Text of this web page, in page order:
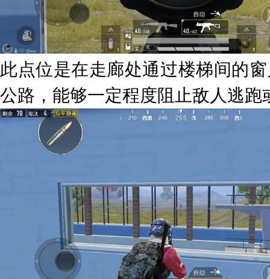
此点位是在走廊处通过楼梯间的
公路，能够一定程度阻止敌人逃跑